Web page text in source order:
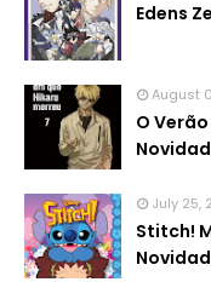
Edens
August
O
July 25,
Stitch!